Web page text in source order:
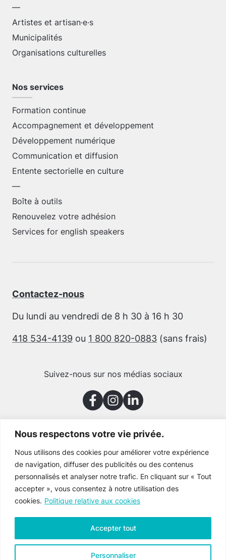
Nous respectons votre vie privée.
Nous utilisons des cookies pour améliorer votre expérience
de navigation, diffuser des publicités ou des contenus
personnalisés et analyser notre trafic. En cliquant sur « Tout
accepter », vous consentez à notre utilisation des
cookies. Politique relative aux cookies
Personnaliser
Accepter tout
—
Artistes et artisan·e·s
Municipalités
Organisations culturelles
Nos services
Formation continue
Accompagnement et développement
Développement numérique
Communication et diffusion
Entente sectorielle en culture
—
Boîte à outils
Renouvelez votre adhésion
Services for english speakers
Contactez-nous
Du lundi au vendredi de 8 h 30 à 16 h 30
418 534-4139 ou 1 800 820-0883 (sans frais)
Suivez-nous sur nos médias sociaux
Merci à nos partenaires